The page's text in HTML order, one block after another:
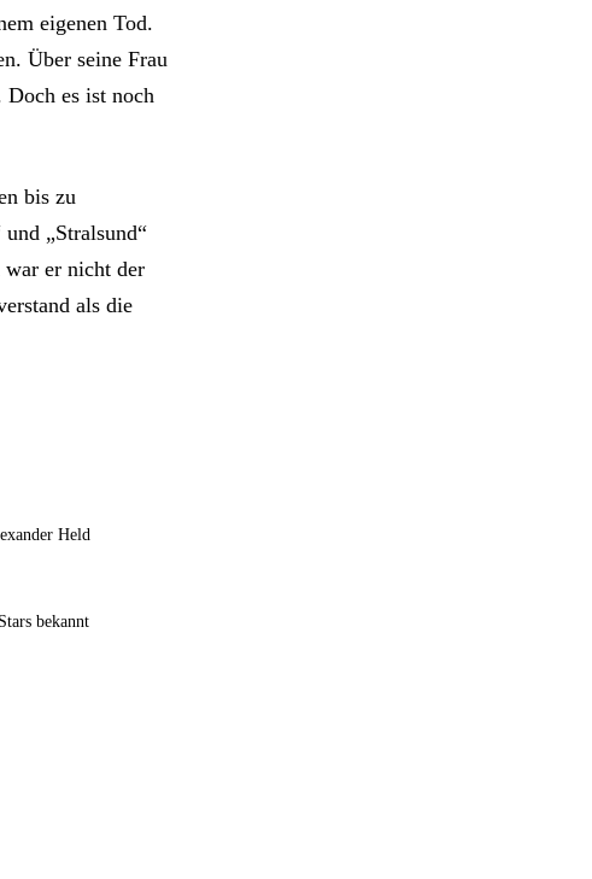
eigenen Tod.
Über seine Frau
es ist noch
bis zu
„Stralsund“
er nicht der
als die
Held
bekannt